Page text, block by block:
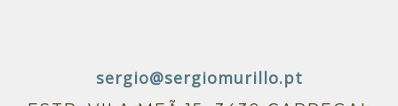
sergio@sergiomurillo.pt